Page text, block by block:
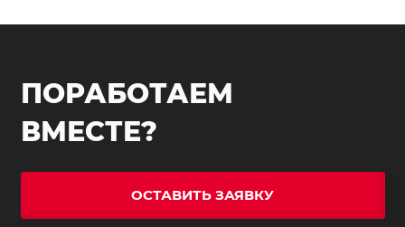
ПОРАБОТАЕМ
ВМЕСТЕ?
ОСТАВИТЬ ЗАЯВКУ